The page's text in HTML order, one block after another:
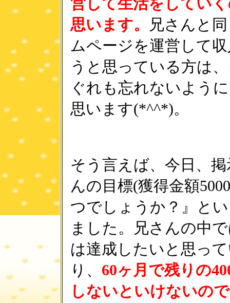
思います。
兄さんと
ムページを運営して
うと思っている方は
ぐれも忘れないよう
思います(*^^*)。
そう言えば、今日、
んの目標(獲得金額
つでしょうか？』と
ました。兄さんの中
は達成したいと思っ
り、 60ヶ月で残りの
しないといけないの